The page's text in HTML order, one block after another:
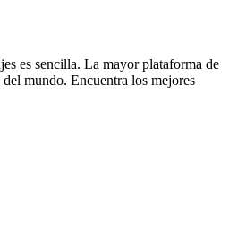
es sencilla. La mayor plataforma de
mundo. Encuentra los mejores